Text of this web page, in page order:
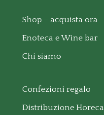
Shop – acquista ora
Enoteca e Wine bar
Chi siamo
Confezioni regalo
Distribuzione Horeca